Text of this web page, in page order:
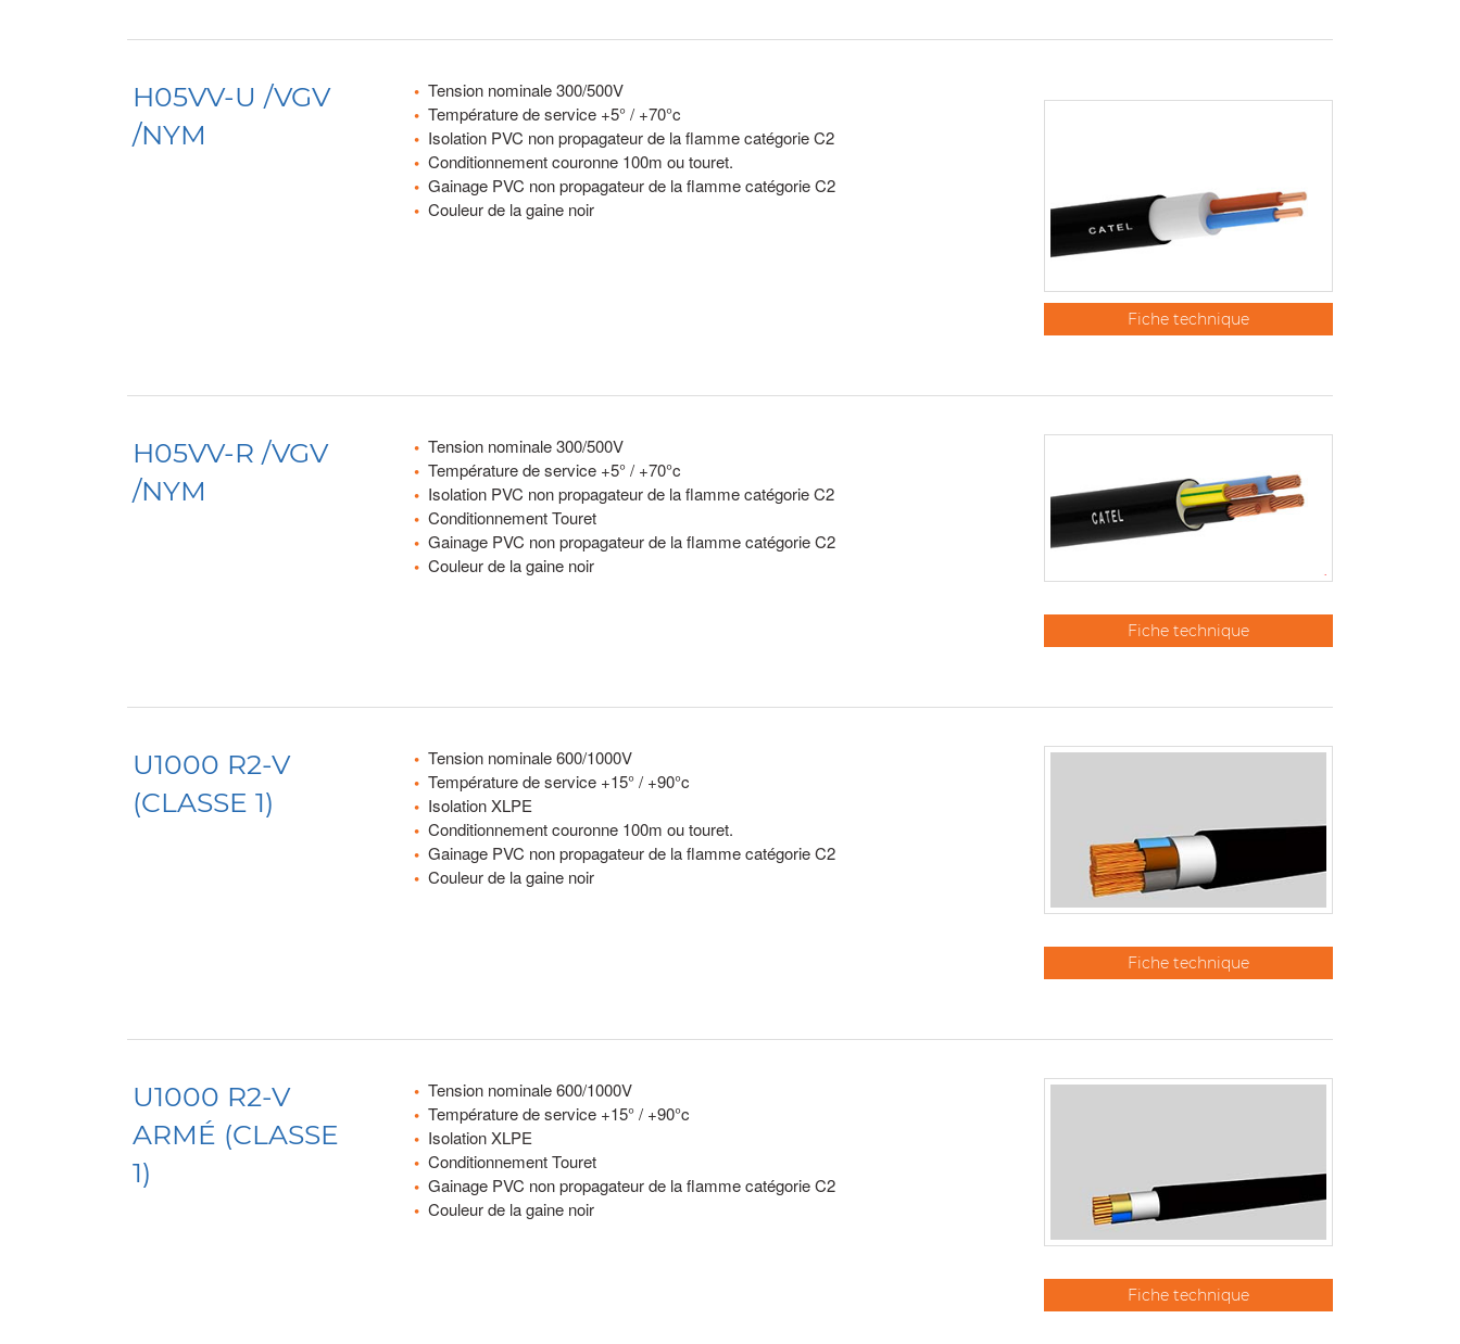
H05VV-U /VGV
/NYM
Tension nominale 300/500V
Température de service +5° / +70°c
Isolation PVC non propagateur de la flamme catégorie C2
Conditionnement couronne 100m ou touret.
Gainage PVC non propagateur de la flamme catégorie C2
Couleur de la gaine noir
Fiche technique
H05VV-R /VGV
/NYM
Tension nominale 300/500V
Température de service +5° / +70°c
Isolation PVC non propagateur de la flamme catégorie C2
Conditionnement Touret
Gainage PVC non propagateur de la flamme catégorie C2
Couleur de la gaine noir
Fiche technique
U1000 R2-V
(CLASSE 1)
Tension nominale 600/1000V
Température de service +15° / +90°c
Isolation XLPE
Conditionnement couronne 100m ou touret.
Gainage PVC non propagateur de la flamme catégorie C2
Couleur de la gaine noir
Fiche technique
U1000 R2-V
ARMÉ (CLASSE
1)
Tension nominale 600/1000V
Température de service +15° / +90°c
Isolation XLPE
Conditionnement Touret
Gainage PVC non propagateur de la flamme catégorie C2
Couleur de la gaine noir
Fiche technique